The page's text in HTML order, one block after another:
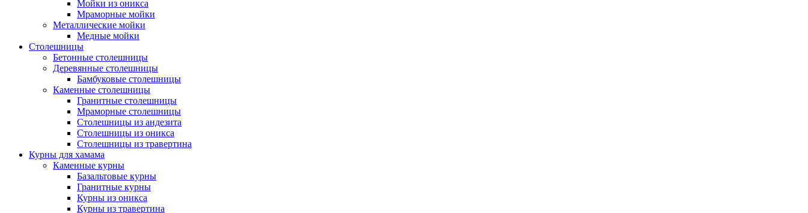
Мойки из оникса
Мраморные мойки
Металлические мойки
Медные мойки
Столешницы
Бетонные столешницы
Деревянные столешницы
Бамбуковые столешницы
Каменные столешницы
Гранитные столешницы
Мраморные столешницы
Столешницы из андезита
Столешницы из оникса
Столешницы из травертина
Курны для хамама
Каменные курны
Базальтовые курны
Гранитные курны
Курны из оникса
Курны из травертина